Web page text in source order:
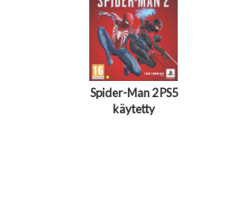
Spider-Man 2 PS5
käytetty